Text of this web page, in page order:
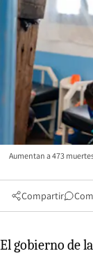
Aumentan a 473
Compartir
El gobierno de la